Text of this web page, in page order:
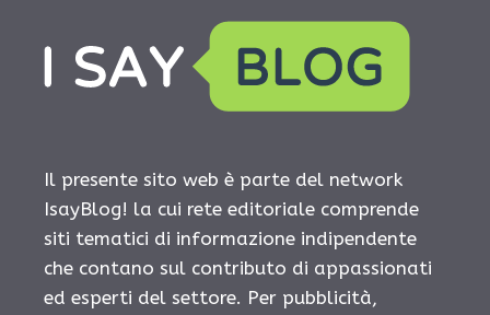
Il presente sito web è parte del network
IsayBlog! la cui rete editoriale comprende
siti tematici di informazione indipendente
che contano sul contributo di appassionati
ed esperti del settore. Per pubblicità,